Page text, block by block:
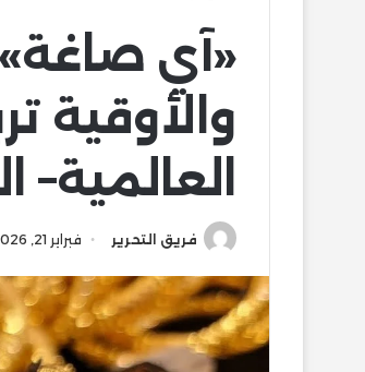
«آي
فريق التحرير فبراير 21, 2026